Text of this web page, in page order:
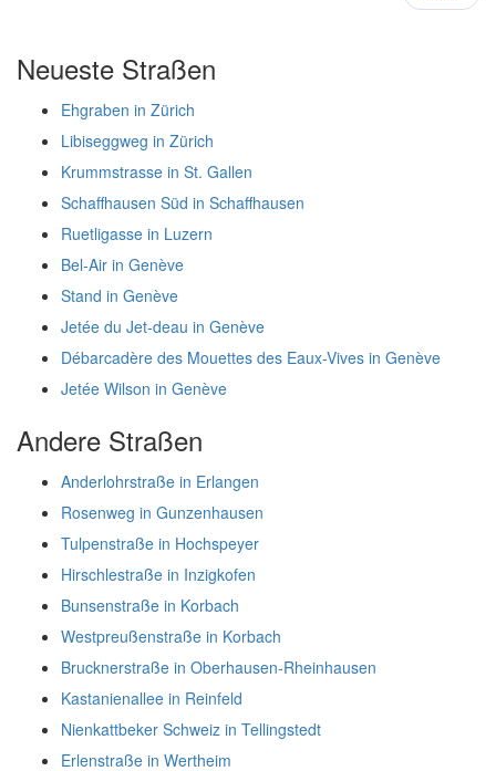
Neueste Straßen
Ehgraben in Zürich
Libiseggweg in Zürich
Krummstrasse in St. Gallen
Schaffhausen Süd in Schaffhausen
Ruetligasse in Luzern
Bel-Air in Genève
Stand in Genève
Jetée du Jet-deau in Genève
Débarcadère des Mouettes des Eaux-Vives in Genève
Jetée Wilson in Genève
Andere Straßen
Anderlohrstraße in Erlangen
Rosenweg in Gunzenhausen
Tulpenstraße in Hochspeyer
Hirschlestraße in Inzigkofen
Bunsenstraße in Korbach
Westpreußenstraße in Korbach
Brucknerstraße in Oberhausen-Rheinhausen
Kastanienallee in Reinfeld
Nienkattbeker Schweiz in Tellingstedt
Erlenstraße in Wertheim